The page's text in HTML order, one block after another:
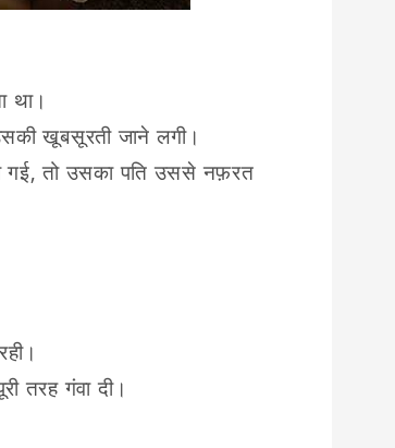
था।
खूबसूरती जाने लगी।
तो उसका पति उससे नफ़रत
तरह गंवा दी।